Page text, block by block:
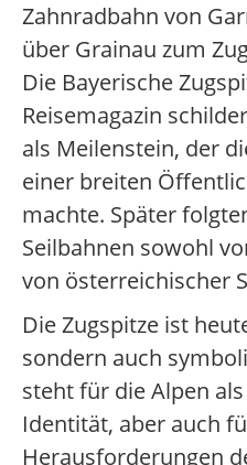
Zahnradbahn von
über Grainau zum
Die Bayerische
Reisemagazin
als Meilenstein, der
einer breiten
machte. Später
Seilbahnen sowohl
von österreichischer
Die Zugspitze ist
sondern auch
steht für die Alpen
Identität, aber auch
Herausforderungen